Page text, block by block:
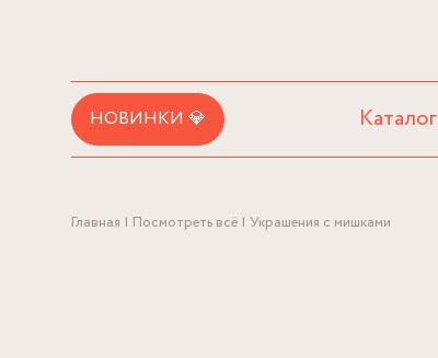
НОВИНКИ 💎 Каталог
Главная Посмотреть всё Украшения с мишками